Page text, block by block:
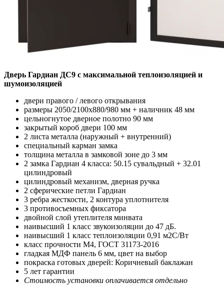
Дверь Гардиан ДС9 с максимальной теплоизоляцией и
шумоизоляцией
двери правого / левого открывания
размеры 2050/2100х880/980 мм + наличник 48 мм
цельногнутое дверное полотно 90 мм
закрытый короб двери 100 мм
2 листа металла (наружный + внутренний)
специальный карман замка
толщина металла в замковой зоне до 3 мм
2 замка Гардиан 4 класса: 50.15 сувальдный + 32.01
цилиндровый
цилиндровый механизм, дверная ручка
2 сферические петли Гардиан
3 ребра жесткости, 2 контура уплотнителя
3 противосъемных фиксатора
двойной слой утеплителя минвата
наивысший 1 класс звукоизоляции до 47 дБ.
наивысший 1 класс теплоизоляции 0,91 м2С/Вт
класс прочности М4, ГОСТ 31173-2016
гладкая МДФ панель 6 мм, цвет на выбор
покраска готовых дверей: Коричневый баклажан
5 лет гарантии
Стоимость установки оплачивается отдельно